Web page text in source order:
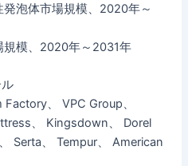
泡体市場規模、2020年～
模、2020年～2031年
、 VPC Group、
、 Kingsdown、 Dorel
Serta、 Tempur、 American